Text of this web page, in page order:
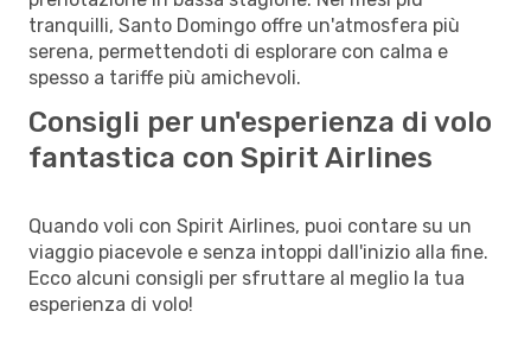
tranquilli, Santo Domingo offre un'atmosfera più
serena, permettendoti di esplorare con calma e
spesso a tariffe più amichevoli.
Consigli per un'esperienza di volo
fantastica con Spirit Airlines
Quando voli con Spirit Airlines, puoi contare su un
viaggio piacevole e senza intoppi dall'inizio alla fine.
Ecco alcuni consigli per sfruttare al meglio la tua
esperienza di volo!